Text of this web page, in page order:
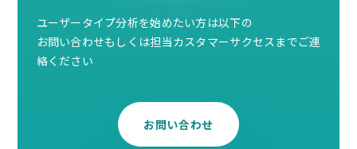
ユーザータイプ分析を始めたい方は以下の
お問い合わせもしくは担当カスタマーサクセスまでご連
絡ください
お問い合わせ